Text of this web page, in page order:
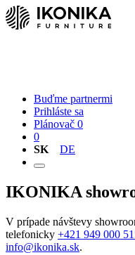
Buďme partnermi
Prihláste sa
Plánovač 0
0
SK
DE
IKONIKA
V prípade návštevy
telefonicky +421 949 000
info@ikonika.sk.